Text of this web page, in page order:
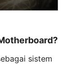
sistem